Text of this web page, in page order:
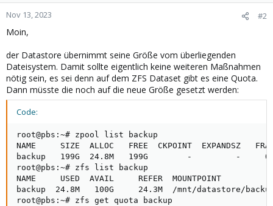
Nov 13, 2023 #2
Moin,
der Datastore übernimmt seine Größe vom überliegenden
Dateisystem. Damit sollte eigentlich keine weiteren Maßnahmen
nötig sein, es sei denn auf dem ZFS Dataset gibt es eine Quota.
Dann müsste die noch auf die neue Größe gesetzt werden:
Code:
root@pbs:~# zpool list backup
NAME     SIZE  ALLOC   FREE  CKPOINT  EXPANDSZ
backup   199G  24.8M   199G        -         -
root@pbs:~# zfs list backup
NAME     USED  AVAIL     REFER  MOUNTPOINT
backup  24.8M   100G     24.3M  /mnt/datastore/
root@pbs:~# zfs get quota backup